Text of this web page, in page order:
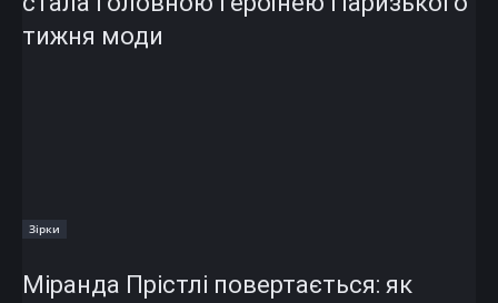
тижня моди
Зірки
Міранда Прістлі повертається: як